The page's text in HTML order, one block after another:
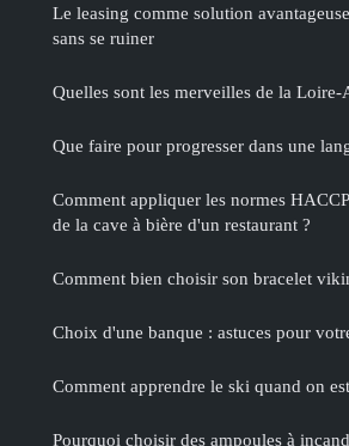
Le leasing comme solution
sans se ruiner
Quelles sont les merveilles de la Loire-
Que faire pour progresser dans une
Comment appliquer les normes
de la cave à bière d'un restaurant ?
Comment bien choisir son bracelet
Choix d'une banque : astuces pour
Comment apprendre le ski quand on
Pourquoi choisir des ampoules à